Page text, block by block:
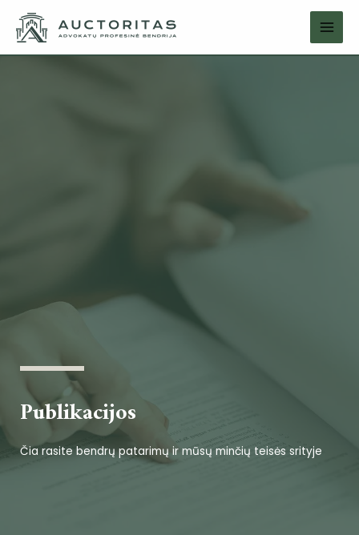
Publikacijos
Čia rasite bendrų patarimų ir mūsų minčių teisės srityje